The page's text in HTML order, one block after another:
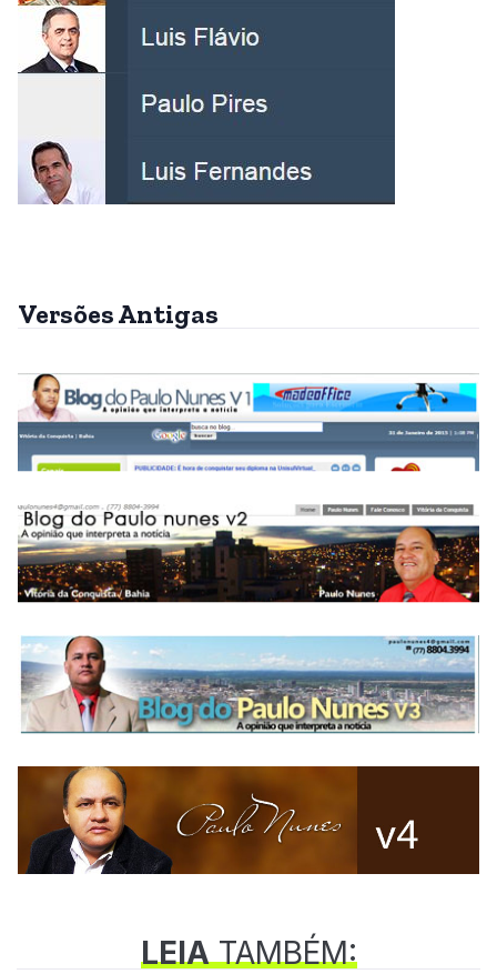
Versões Antigas
LEIATAMBÉM: